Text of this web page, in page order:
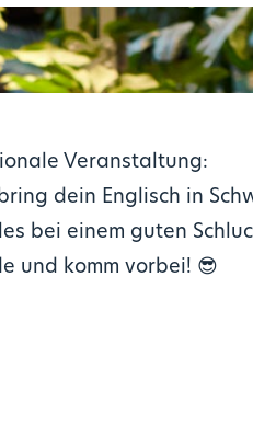
Veranstaltung:
dein Englisch in
bei einem guten
und komm vorbei! 😎